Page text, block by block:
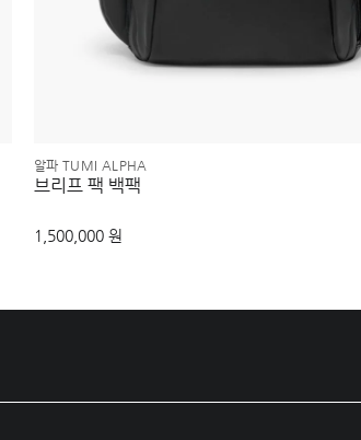
알파 TUMI ALPHA
브리프 팩 백팩
1,500,000 원